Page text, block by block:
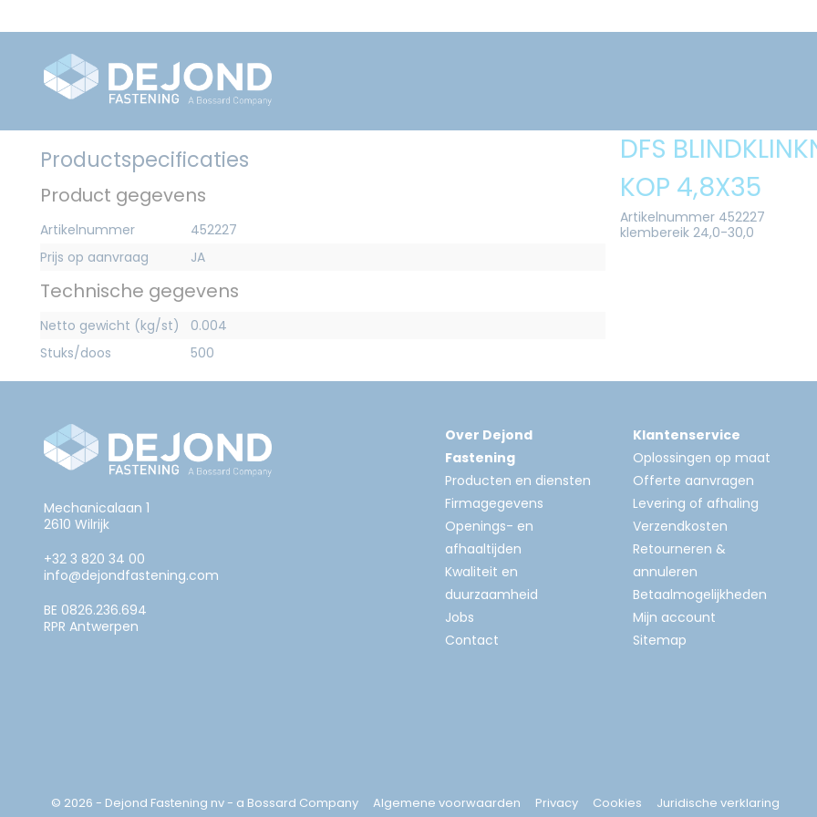
Productspecificaties
Product gegevens
Artikelnummer
452227
Prijs op aanvraag
JA
Technische gegevens
Netto gewicht (kg/st)
0.004
Stuks/doos
500
DFS
KOP 4,8X35
Artikelnummer 452227
klembereik 24,0-30,0
Mechanicalaan 1
2610 Wilrijk
+32 3 820 34 00
info@dejondfastening.com
BE 0826.236.694
RPR Antwerpen
Over Dejond
Fastening
Producten en diensten
Firmagegevens
Openings- en
afhaaltijden
Kwaliteit en
duurzaamheid
Jobs
Contact
Klantenservice
Oplossingen op maat
Offerte aanvragen
Levering of afhaling
Verzendkosten
Retourneren &
annuleren
Betaalmogelijkheden
Mijn account
Sitemap
© 2026 - Dejond Fastening nv - a Bossard Company Algemene voorwaarden Privacy Cookies Juridische verklaring